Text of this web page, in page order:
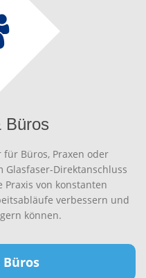
Büros
für Büros, Praxen oder
Direktanschluss
von konstanten
verbessern und
können.
Büros